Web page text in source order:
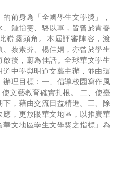
的前身為「全國學生文學獎」，
鍾怡雯、駱以軍，皆曾於青春
嶄露頭角。本屆評審陣容，渡
蔡素芬、楊佳嫻，亦曾於學生
後，蔚為佳話。全球華文學生
中學與明道文藝主辦，並由環
理目標：一、倡導校園寫作風
文藝教育確實扎根。 二、使臺
，藉由交流日益精進。三、除
，更放眼華文地區，以推廣華
文地區學生文學獎之指標」為